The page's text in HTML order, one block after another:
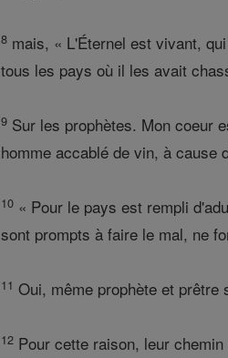
8 mais, « L'Éternel est vivant,
tous les pays où il les avait
9 Sur les prophètes. Mon coeur
homme accablé de vin, à cause
10 « Pour le pays est rempli
sont prompts à faire le mal, ne
11 Oui, même prophète et prêtre
12 Pour cette raison, leur